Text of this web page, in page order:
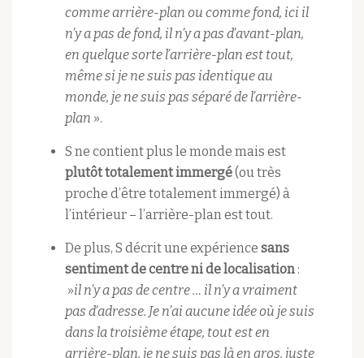
comme arrière-plan ou comme fond, ici il
n’y a pas de fond, il n’y a pas d’avant-plan,
en quelque sorte l’arrière-plan est tout,
même si je ne suis pas identique au
monde, je ne suis pas séparé de l’arrière-
plan ».
S ne contient plus le monde mais est
plutôt totalement immergé(ou très
proche d’être totalement immergé) à
l’intérieur – l’arrière-plan est tout.
De plus, S décrit une expérience sans
sentiment de centre ni de localisation :
»il n’y a pas de centre … il n’y a vraiment
pas d’adresse. Je n’ai aucune idée où je suis
dans la troisième étape, tout est en
arrière-plan, je ne suis pas là en gros, juste